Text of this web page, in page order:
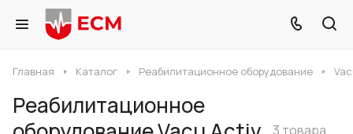
Главная Каталог Реабилитационное оборудование
Реабилитационное
3 товара